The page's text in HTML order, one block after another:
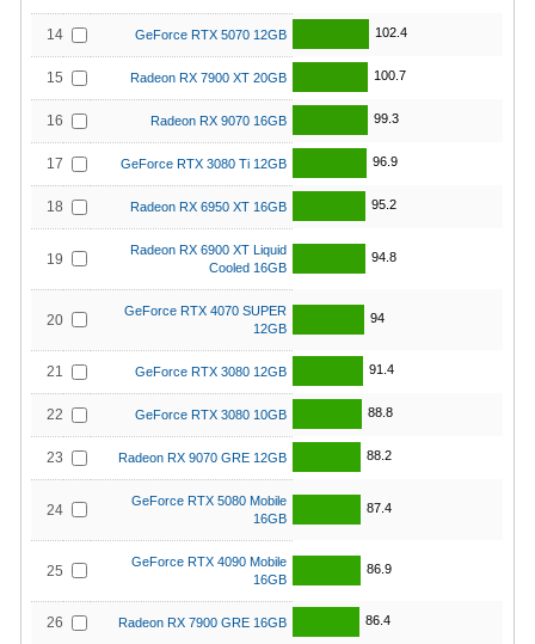
14 GeForce RTX 5070 12GB 102.4
15 Radeon RX 7900 XT 20GB 100.7
16 Radeon RX 9070 16GB 99.3
17 GeForce RTX 3080 Ti 12GB 96.9
18 Radeon RX 6950 XT 16GB 95.2
19
Radeon RX 6900 XT Liquid
Cooled 16GB
94.8
20
GeForce RTX 4070 SUPER
12GB
94
21 GeForce RTX 3080 12GB 91.4
22 GeForce RTX 3080 10GB 88.8
23 Radeon RX 9070 GRE 12GB 88.2
24
GeForce RTX 5080 Mobile
16GB
87.4
25
GeForce RTX 4090 Mobile
16GB
86.9
26 Radeon RX 7900 GRE 16GB 86.4